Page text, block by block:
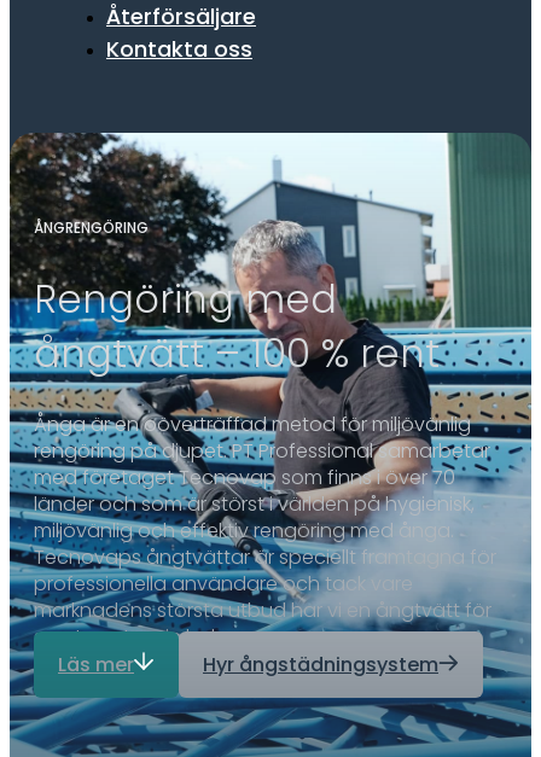
Återförsäljare
Kontakta oss
ÅNGRENGÖRING
Rengöring med
ångtvätt – 100 % rent
Ånga är en oöverträffad metod för miljövänlig
rengöring på djupet. PT Professional samarbetar
med företaget Tecnovap som finns i över 70
länder och som är störst i världen på hygienisk,
miljövänlig och effektiv rengöring med ånga.
Tecnovaps ångtvättar är speciellt framtagna för
professionella användare och tack vare
marknadens största utbud har vi en ångtvätt för
snart sagt varje behov.
Läs mer
Hyr ångstädningsystem